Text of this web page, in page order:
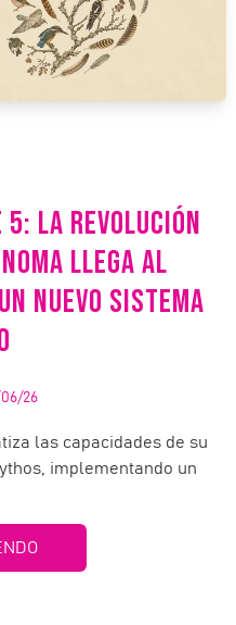
5: LA REVOLUCIÓN
LLEGA AL
NUEVO SISTEMA
26
las capacidades de su
implementando un